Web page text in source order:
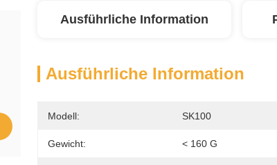
Ausführliche Information
Ausführliche Information
Modell: SK100
Gewicht: < 160 G